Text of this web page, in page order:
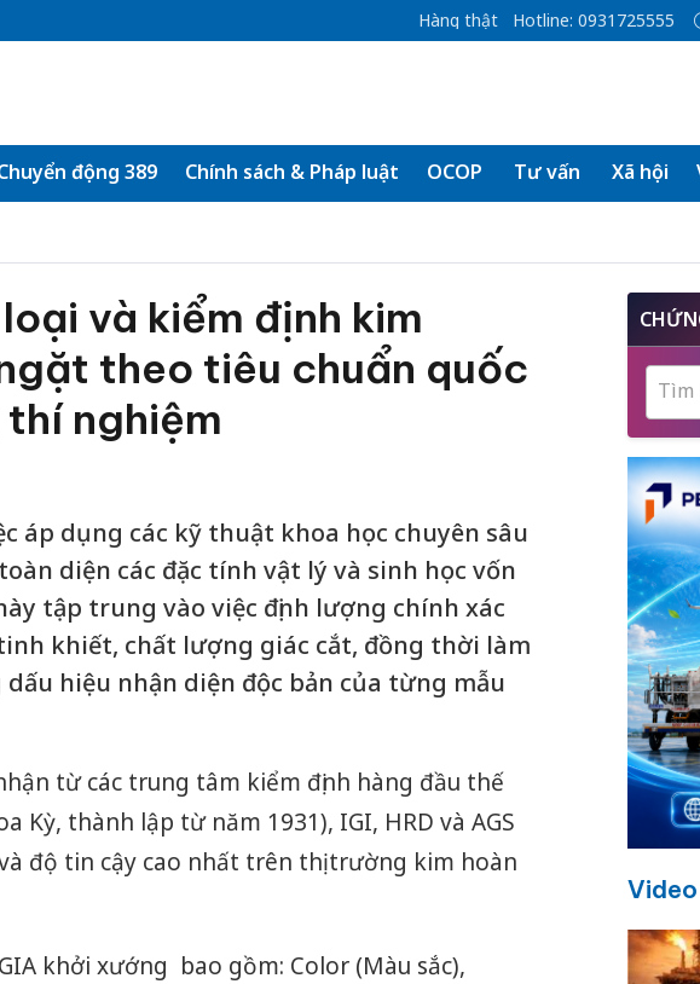
Hàng thật Hotline: 0931725555
động 389 Chính sách & Pháp luật OCOP Tư vấn Xã hội
và kiểm định kim
theo tiêu chuẩn quốc
nghiệm
áp dụng các kỹ thuật khoa học chuyên sâu
diện các đặc tính vật lý và sinh học vốn
tập trung vào việc định lượng chính xác
khiết, chất lượng giác cắt, đồng thời làm
hiệu nhận diện độc bản của từng mẫu
từ các trung tâm kiểm định hàng đầu thế
Kỳ, thành lập từ năm 1931), IGI, HRD và AGS
độ tin cậy cao nhất trên thị trường kim hoàn
khởi xướng bao gồm: Color (Màu sắc),
Tìm
Video